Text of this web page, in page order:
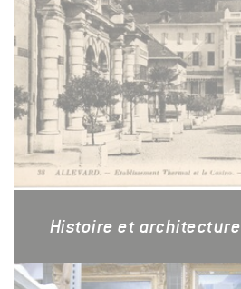
Histoire et architecture